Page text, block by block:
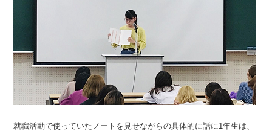
就職活動で使っていたノートを見せながらの具体的に話に1年生は、